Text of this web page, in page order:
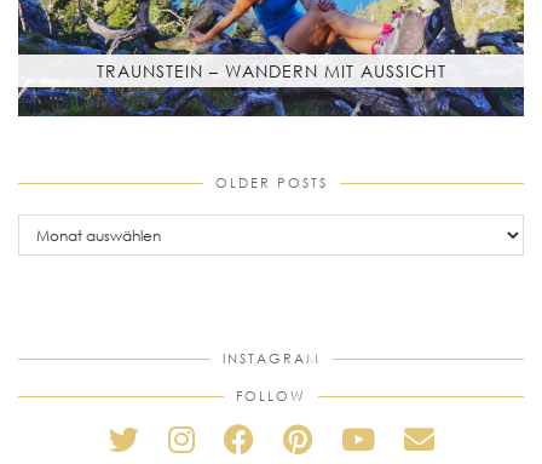
TRAUNSTEIN – WANDERN MIT AUSSICHT
OLDER POSTS
older
posts
INSTAGRAM
FOLLOW